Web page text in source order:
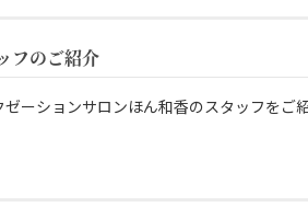
フのご紹介
ゼーションサロンほん和香のスタッフをご